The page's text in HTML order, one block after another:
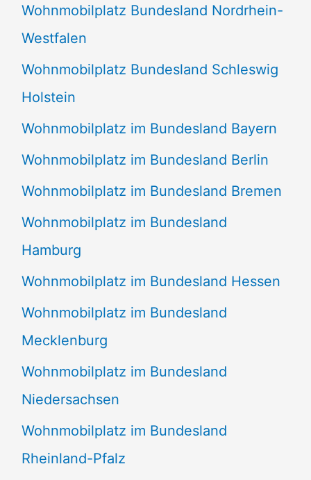
Wohnmobilplatz Bundesland Nordrhein-
Westfalen
Wohnmobilplatz Bundesland Schleswig
Holstein
Wohnmobilplatz im Bundesland Bayern
Wohnmobilplatz im Bundesland Berlin
Wohnmobilplatz im Bundesland Bremen
Wohnmobilplatz im Bundesland
Hamburg
Wohnmobilplatz im Bundesland Hessen
Wohnmobilplatz im Bundesland
Mecklenburg
Wohnmobilplatz im Bundesland
Niedersachsen
Wohnmobilplatz im Bundesland
Rheinland-Pfalz